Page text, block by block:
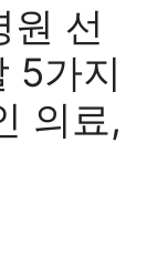
원 선
5가지
의료,